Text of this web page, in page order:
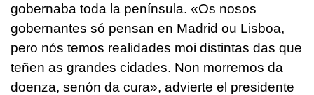
gobernaba toda la península. «Os nosos
gobernantes só pensan en Madrid ou Lisboa,
pero nós temos realidades moi distintas das que
teñen as grandes cidades. Non morremos da
doenza, senón da cura», advierte el presidente